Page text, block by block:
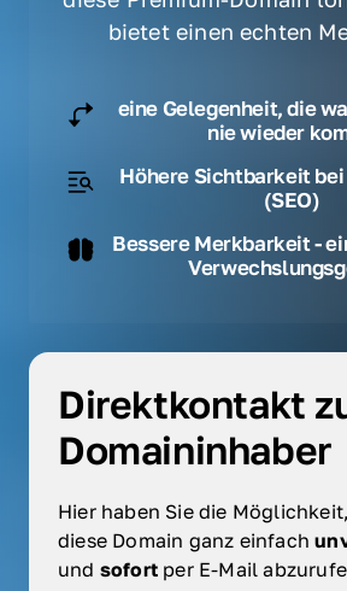
bietet einen echten
eine Gelegenheit, die
nie wieder
Höhere Sichtbarkeit bei
(SEO)
Bessere Merkbarkeit -
Direktkontakt
Domaininhaber
Hier haben Sie die
diese Domain ganz einfach
und sofort per E-Mail